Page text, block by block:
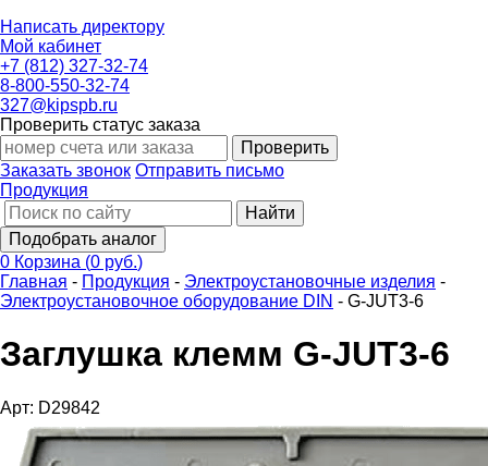
Написать директору
Мой кабинет
+7 (812) 327-32-74
8-800-550-32-74
327@kipspb.ru
Проверить статус заказа
Проверить
Заказать звонок Отправить письмо
Продукция
Найти
Подобрать аналог
0 Корзина (0 руб.)
Главная - Продукция - Электроустановочные изделия -
Электроустановочное оборудование DIN - G-JUT3-6
Заглушка клемм G-JUT3-6
Арт: D29842